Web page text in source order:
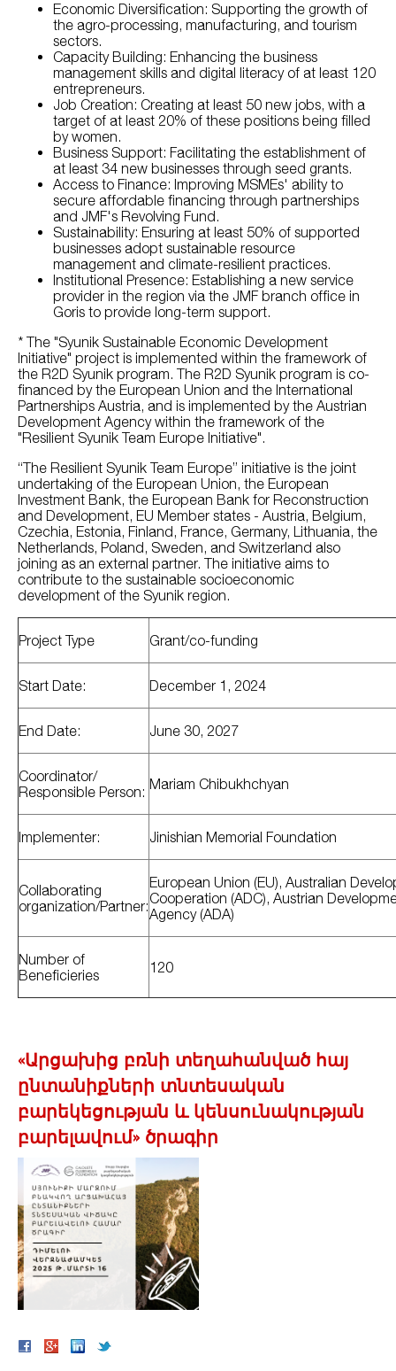
Economic Diversification: Supporting the growth of
the agro-processing, manufacturing, and tourism
sectors.
Capacity Building: Enhancing the business
management skills and digital literacy of at least 120
entrepreneurs.
Job Creation: Creating at least 50 new jobs, with a
target of at least 20% of these positions being filled
by women.
Business Support: Facilitating the establishment of
at least 34 new businesses through seed grants.
Access to Finance: Improving MSMEs' ability to
secure affordable financing through partnerships
and JMF's Revolving Fund.
Sustainability: Ensuring at least 50% of supported
businesses adopt sustainable resource
management and climate-resilient practices.
Institutional Presence: Establishing a new service
provider in the region via the JMF branch office in
Goris to provide long-term support.
* The "Syunik Sustainable Economic Development
Initiative" project is implemented within the framework of
the R2D Syunik program. The R2D Syunik program is co-
financed by the European Union and the International
Partnerships Austria, and is implemented by the Austrian
Development Agency within the framework of the
"Resilient Syunik Team Europe Initiative".
“The Resilient Syunik Team Europe” initiative is the joint
undertaking of the European Union, the European
Investment Bank, the European Bank for Reconstruction
and Development, EU Member states - Austria, Belgium,
Czechia, Estonia, Finland, France, Germany, Lithuania, the
Netherlands, Poland, Sweden, and Switzerland also
joining as an external partner. The initiative aims to
contribute to the sustainable socioeconomic
development of the Syunik region.
Project Type Grant/co-funding
Start Date: December 1, 2024
End Date: June 30, 2027
Coordinator/
Responsible Person: Mariam Chibukhchyan
Implementer: Jinishian Memorial Foundation
Collaborating
organization/Partner:
European Union (EU), Australian
Cooperation (ADC), Austrian
Agency (ADA)
Number of
Beneficieries
120
«Արցախից բռնի տեղահանված հայ
ընտանիքների տնտեսական
բարեկեցության և կենսունակության
բարելավում» ծրագիր